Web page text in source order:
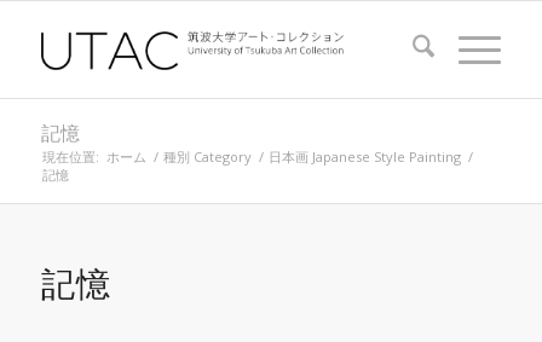
記憶
現在位置: ホーム / 種別 Category / 日本画 Japanese Style Painting /
記憶
記憶